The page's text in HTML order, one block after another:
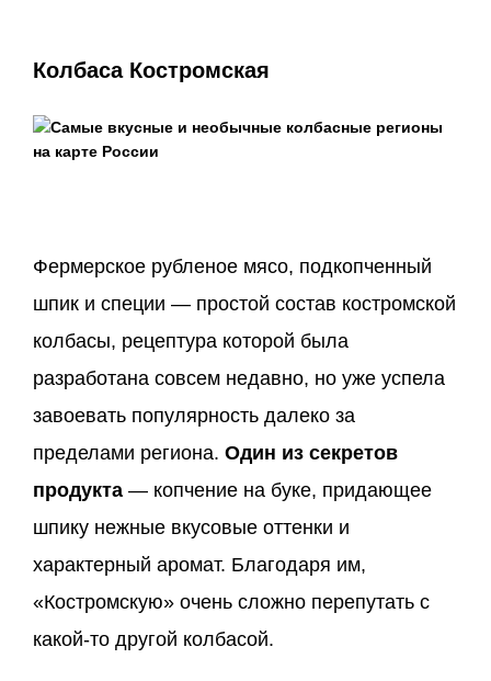
Колбаса Костромская
Фермерское рубленое мясо, подкопченный
шпик и специи — простой состав костромской
колбасы, рецептура которой была
разработана совсем недавно, но уже успела
завоевать популярность далеко за
пределами региона. Один из секретов
продукта — копчение на буке, придающее
шпику нежные вкусовые оттенки и
характерный аромат. Благодаря им,
«Костромскую» очень сложно перепутать с
какой-то другой колбасой.